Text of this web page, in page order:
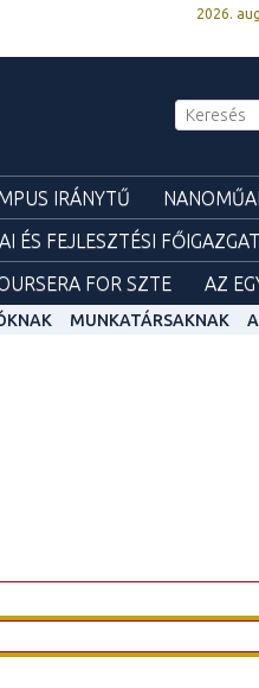
2026.
IRÁNYTŰ
ÉS FEJLESZTÉSI
FOR SZTE AZ
MUNKATÁRSAKNAK